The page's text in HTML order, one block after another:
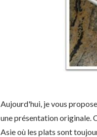
Aujourd'hui, je vous
une présentation originale.
Asie où les plats sont